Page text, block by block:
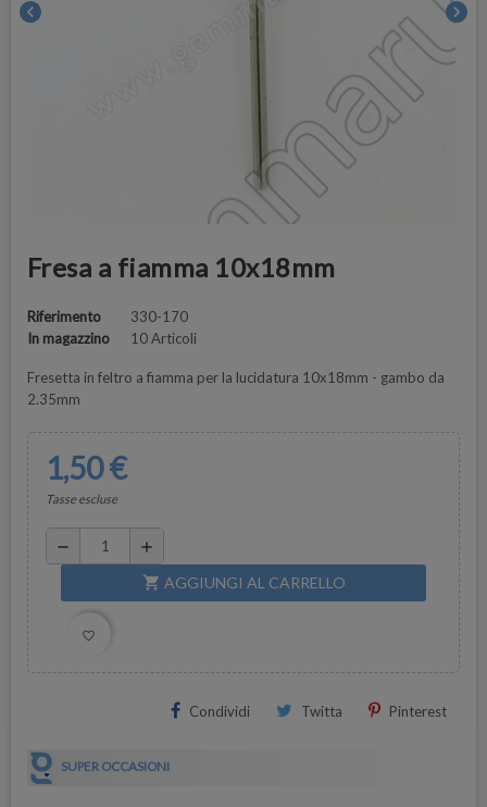
chevron_left chevron_right
Fresa a fiamma 10x18mm
Riferimento
330-170
In magazzino
10 Articoli
Fresetta in feltro a fiamma per la lucidatura 10x18mm - gambo da
2.35mm
1,50 €
Tasse escluse
remove add
shopping_cart AGGIUNGI AL CARRELLO
favorite_border
Condividi Twitta Pinterest
SUPER OCCASIONI